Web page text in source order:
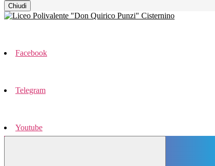
Chiudi
Facebook
Telegram
Youtube